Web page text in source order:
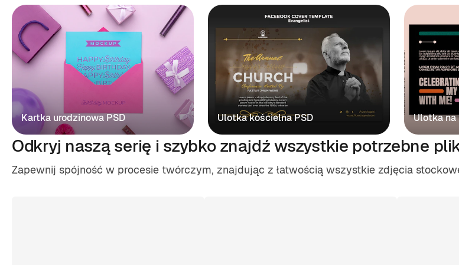
Kartka urodzinowa PSD Ulotka kościelna PSD Ulotka na
Odkryj naszą serię i szybko znajdź wszystkie potrzebne
Zapewnij spójność w procesie twórczym, znajdując z łatwością wszystkie zdjęcia